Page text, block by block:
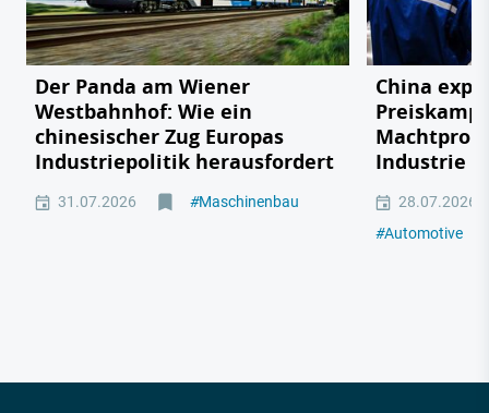
Der Panda am Wiener
Westbahnhof: Wie ein
chinesischer Zug Europas
Industriepolitik herausfordert
31.07.2026 #Maschinenbau
China
Industrie
28.07.2026
#Automotive